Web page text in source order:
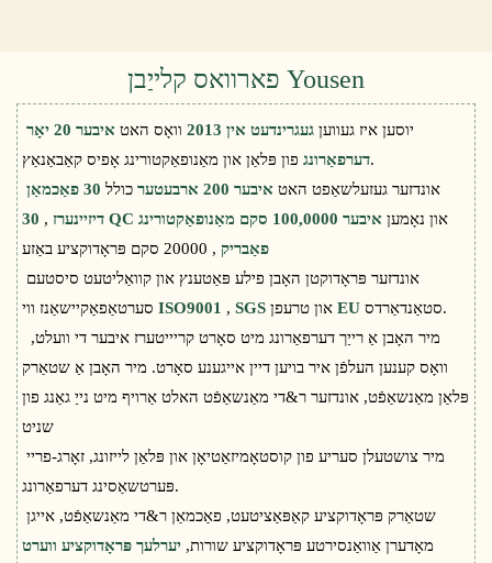
פארוואס קלייַבן Yousen
יוסען איז געווען געגרינדעט אין 2013 וואָס האט
איבער 20 יאָר
דערפאַרונגפון פּלאַן און מאַנופאַקטורינג אָפיס קאַבאַנאַץ.
אונדזער געזעלשאַפט האט איבער 200 ארבעטער כולל
30 פאַכמאַן
דיזיינערז , 30 QC און נאָמען
איבער 100,0000 סקם מאַנופאַקטורינג
פאַבריק
סערטאַפאַקיישאַנז וויISO9001 ,SGS און טרעפןEU
סטאַנדאַרדס.
וואָס קענען העלפֿן איר בויען דיין אייגענע סאָרט. מיר האָבן אַ שטאַרק
פּלאַן מאַנשאַפֿט, אונדזער ר&די מאַנשאַפֿט האלט אַרויף מיט נייַ גאַנג פון
מיר צושטעלן סעריע פון ​​קוסטאָמיזאַטיאָן און פּלאַן לייזונג, זאָרג-פריי
פּערטשאַסינג דערפאַרונג.
שטאַרק פּראָדוקציע קאַפּאַציטעט, פאַכמאַן ר&די מאַנשאַפֿט, אייגן
מאָדערן אַוואַנסירטע פּראָדוקציע שורות, יערלעך פּראָדוקציע ווערט